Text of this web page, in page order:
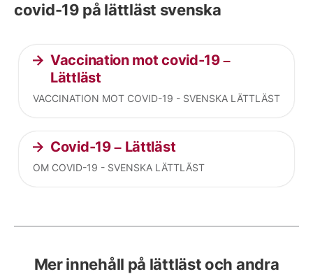
covid-19 på lättläst svenska
Vaccination mot covid-19 –
Lättläst
VACCINATION MOT COVID-19 - SVENSKA LÄTTLÄST
Covid-19 – Lättläst
OM COVID-19 - SVENSKA LÄTTLÄST
Mer innehåll på lättläst och andra